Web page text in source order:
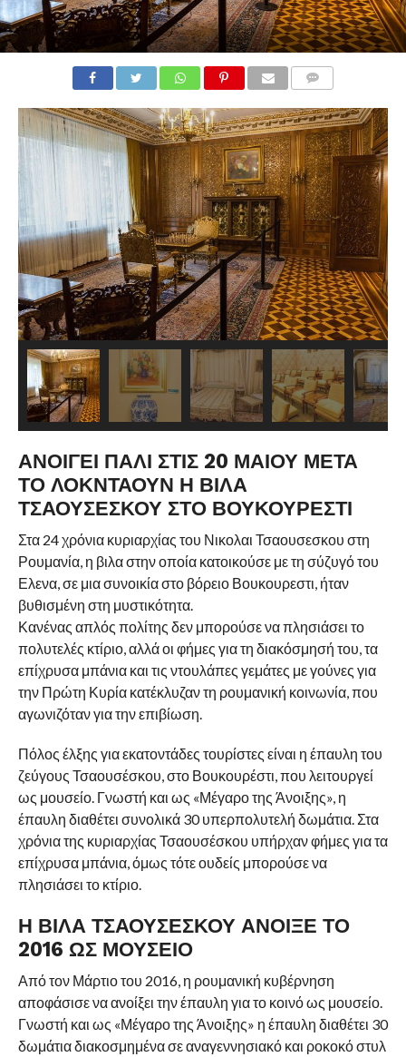
ΑΝΟΙΓΕΙ ΠΑΛΙ ΣΤΙΣ 20 ΜΑΙΟΥ ΜΕΤΑ
ΤΟ ΛΟΚΝΤΑΟΥΝ Η ΒΙΛΑ
ΤΣΑΟΥΣΕΣΚΟΥ ΣΤΟ ΒΟΥΚΟΥΡΕΣΤΙ
Στα 24 χρόνια κυριαρχίας του Νικολαι Τσαουσεσκου στη
Ρουμανία, η βιλα στην οποία κατοικούσε με τη σύζυγό του
Ελενα, σε μια συνοικία στο βόρειο Βουκουρεστι, ήταν
βυθισμένη στη μυστικότητα.
Κανένας απλός πολίτης δεν μπορούσε να πλησιάσει το
πολυτελές κτίριο, αλλά οι φήμες για τη διακόσμησή του, τα
επίχρυσα μπάνια και τις ντουλάπες γεμάτες με γούνες για
την Πρώτη Κυρία κατέκλυζαν τη ρουμανική κοινωνία, που
αγωνιζόταν για την επιβίωση.
Πόλος έλξης για εκατοντάδες τουρίστες είναι η έπαυλη του
ζεύγους Τσαουσέσκου, στο Βουκουρέστι, που λειτουργεί
ως μουσείο. Γνωστή και ως «Μέγαρο της Άνοιξης», η
έπαυλη διαθέτει συνολικά 30 υπερπολυτελή δωμάτια. Στα
χρόνια της κυριαρχίας Τσαουσέσκου υπήρχαν φήμες για τα
επίχρυσα μπάνια, όμως τότε ουδείς μπορούσε να
πλησιάσει το κτίριο.
Η ΒΙΛΑ ΤΣΑΟΥΣΕΣΚΟΥ ΑΝΟΙΞΕ ΤΟ
2016 ΩΣ ΜΟΥΣΕΙΟ
Από τον Μάρτιο του 2016, η ρουμανική κυβέρνηση
αποφάσισε να ανοίξει την έπαυλη για το κοινό ως μουσείο.
Γνωστή και ως «Μέγαρο της Άνοιξης» η έπαυλη διαθέτει 30
δωμάτια διακοσμημένα σε αναγεννησιακό και ροκοκό στυλ